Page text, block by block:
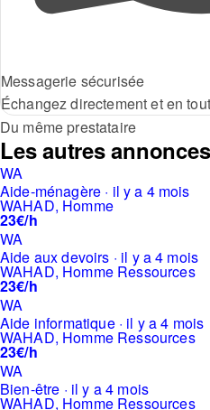
Messagerie sécurisée
Échangez directement et en
Du même prestataire
Les autres
WA
Aide-ménagère · il y a 4 mois
WAHAD, Homme
23€/h
WA
Aide aux devoirs · il y a 4 mois
WAHAD, Homme Ressources
23€/h
WA
Aide informatique · il y a 4 mois
WAHAD, Homme Ressources
23€/h
WA
Bien-être · il y a 4 mois
WAHAD, Homme Ressources